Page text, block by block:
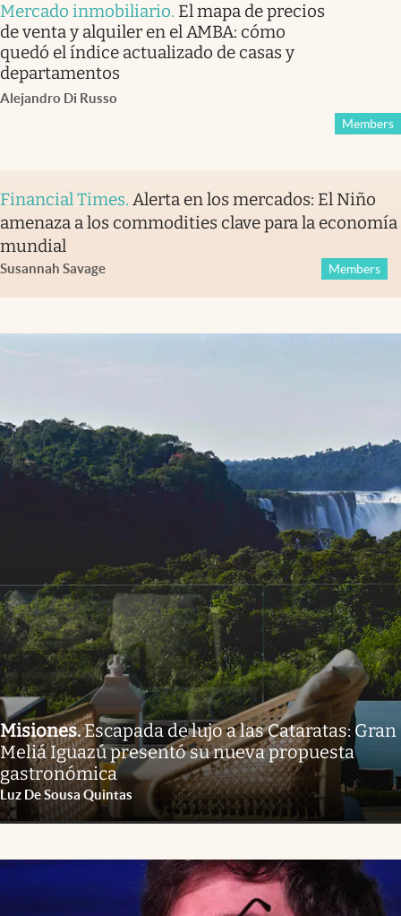
Mercado inmobiliario. El mapa de precios
de venta y alquiler en el AMBA: cómo
quedó el índice actualizado de casas y
departamentos
Alejandro Di Russo
Members
Financial Times. Alerta en los mercados: El Niño
amenaza a los commodities clave para la economía
mundial
Susannah Savage Members
Misiones.Escapada de lujo a las Cataratas: Gran
Meliá Iguazú presentó su nueva propuesta
gastronómica
Luz De Sousa Quintas